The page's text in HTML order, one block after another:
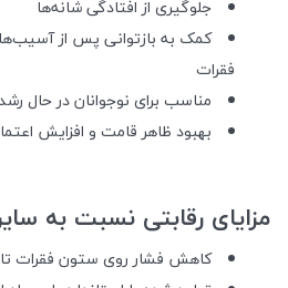
جلوگیری از افتادگی شانه‌ها
کمک به بازتوانی پس از
فقرات
مناسب برای نوجوانان در حال
بهبود ظاهر قامت و افزایش
مزایای رقابتی نسبت به
کاهش فشار روی ستون فقرات تا ۳۵٪